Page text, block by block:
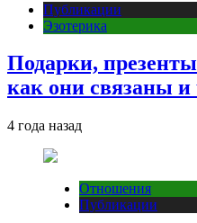
Публикации
Эзотерика
Подарки,
как они связаны и
4 года назад
Отношения
Публикации